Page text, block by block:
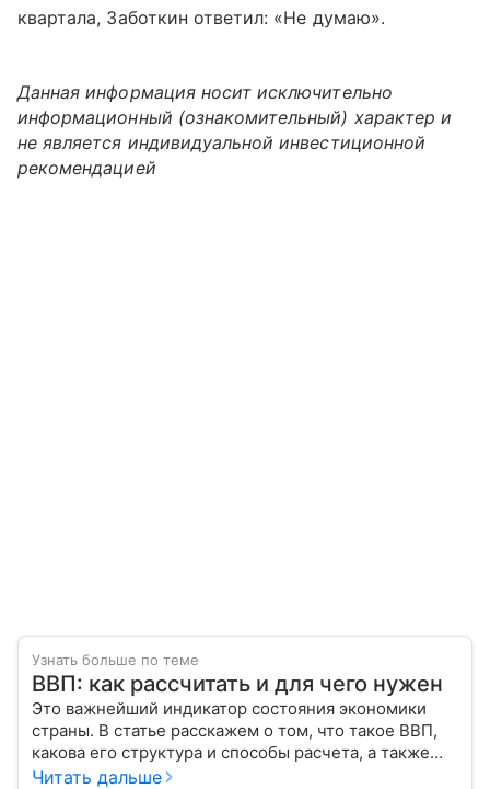
квартала, Заботкин ответил: «Не думаю».
Данная информация носит исключительно
информационный (ознакомительный) характер и
не является индивидуальной инвестиционной
рекомендацией
Узнать больше по теме
ВВП: как рассчитать и для чего нужен
Это важнейший индикатор состояния экономики
страны. В статье расскажем о том, что такое ВВП,
какова его структура и способы расчета, а также
приведем прогноз эксперта о росте валового
Читать дальше